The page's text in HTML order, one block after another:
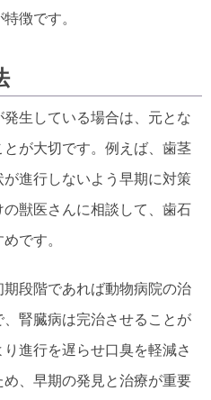
徴です。
生している場合は、元とな
が大切です。例えば、歯茎
進行しないよう早期に対策
獣医さんに相談して、歯石
です。
段階であれば動物病院の治
腎臓病は完治させることが
進行を遅らせ口臭を軽減さ
、早期の発見と治療が重要